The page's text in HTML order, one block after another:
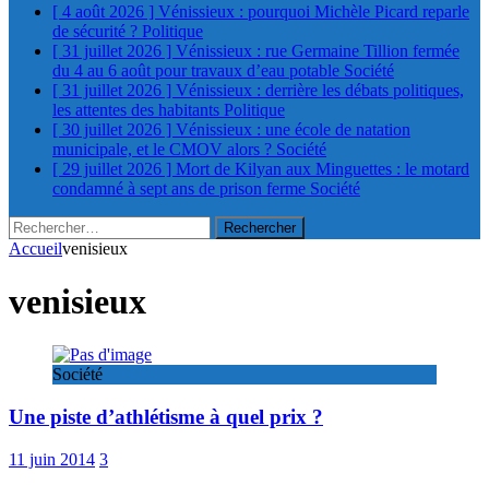
[ 4 août 2026 ] Vénissieux : pourquoi Michèle Picard reparle
de sécurité ? Politique
[ 31 juillet 2026 ] Vénissieux : rue Germaine Tillion fermée
du 4 au 6 août pour travaux d’eau potable Société
[ 31 juillet 2026 ] Vénissieux : derrière les débats politiques,
les attentes des habitants Politique
[ 30 juillet 2026 ] Vénissieux : une école de natation
municipale, et le CMOV alors ? Société
[ 29 juillet 2026 ] Mort de Kilyan aux Minguettes : le motard
condamné à sept ans de prison ferme Société
Rechercher :
Accueilvenisieux
venisieux
Société
Une piste d’athlétisme à quel prix ?
11 juin 2014 3